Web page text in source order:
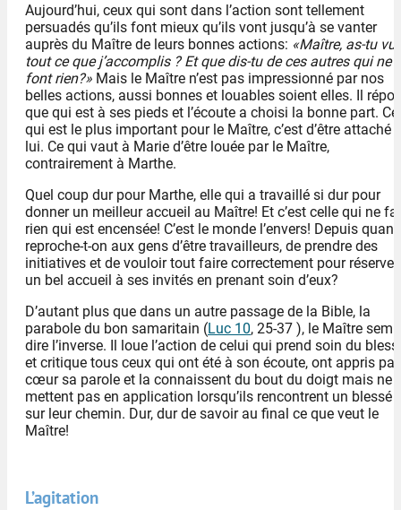
Aujourd’hui, ceux qui sont dans l’action sont tellement
persuadés qu’ils font mieux qu’ils vont jusqu’à se vanter
auprès du Maître de leurs bonnes actions: «Maître, as-tu vu
tout ce que j’accomplis ? Et que dis-tu de ces autres qui ne
font rien?» Mais le Maître n’est pas impressionné par nos
belles actions, aussi bonnes et louables soient elles. Il
que qui est à ses pieds et l’écoute a choisi la bonne part. Ce
qui est le plus important pour le Maître, c’est d’être attaché
lui. Ce qui vaut à Marie d’être louée par le Maître,
contrairement à Marthe.
Quel coup dur pour Marthe, elle qui a travaillé si dur pour
donner un meilleur accueil au Maître! Et c’est celle qui ne
rien qui est encensée! C’est le monde l’envers! Depuis quand
reproche-t-on aux gens d’être travailleurs, de prendre des
initiatives et de vouloir tout faire correctement pour réserver
un bel accueil à ses invités en prenant soin d’eux?
D’autant plus que dans un autre passage de la Bible, la
parabole du bon samaritain (Luc 10, 25-37 ), le Maître
dire l’inverse. Il loue l’action de celui qui prend soin du
et critique tous ceux qui ont été à son écoute, ont appris par
cœur sa parole et la connaissent du bout du doigt mais ne
mettent pas en application lorsqu’ils rencontrent un blessé
sur leur chemin. Dur, dur de savoir au final ce que veut le
Maître!
L’agitation